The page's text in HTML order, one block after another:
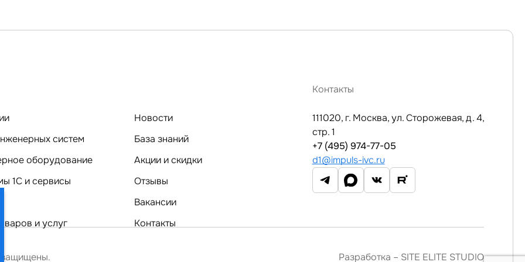
систем
Компьютерное оборудование
1C и сервисы
и услуг
Новости
База знаний
Акции и скидки
Отзывы
Вакансии
Контакты
Контакты
111020, г. Москва, ул. Сторожевая, д. 4,
стр. 1
+7 (495) 974-77-05
d1@impuls-ivc.ru
Разработка – SITE ELITE STUDIO